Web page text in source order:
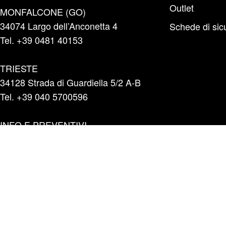
MONFALCONE (GO)
34074 Largo dell’Anconetta 4
Tel. +39 0481 40153
TRIESTE
34128 Strada di Guardiella 5/2 A-B
Tel. +39 040 5700596
INFO E PREVENTIVI
Outlet
Schede di